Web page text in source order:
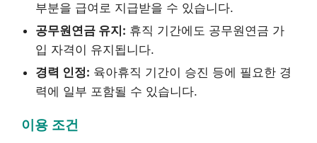
부분을 급여로 지급받을 수 있습니다.
공무원연금 유지: 휴직 기간에도 공무원연금 가
입 자격이 유지됩니다.
경력 인정: 육아휴직 기간이 승진 등에 필요한 경
력에 일부 포함될 수 있습니다.
이용 조건